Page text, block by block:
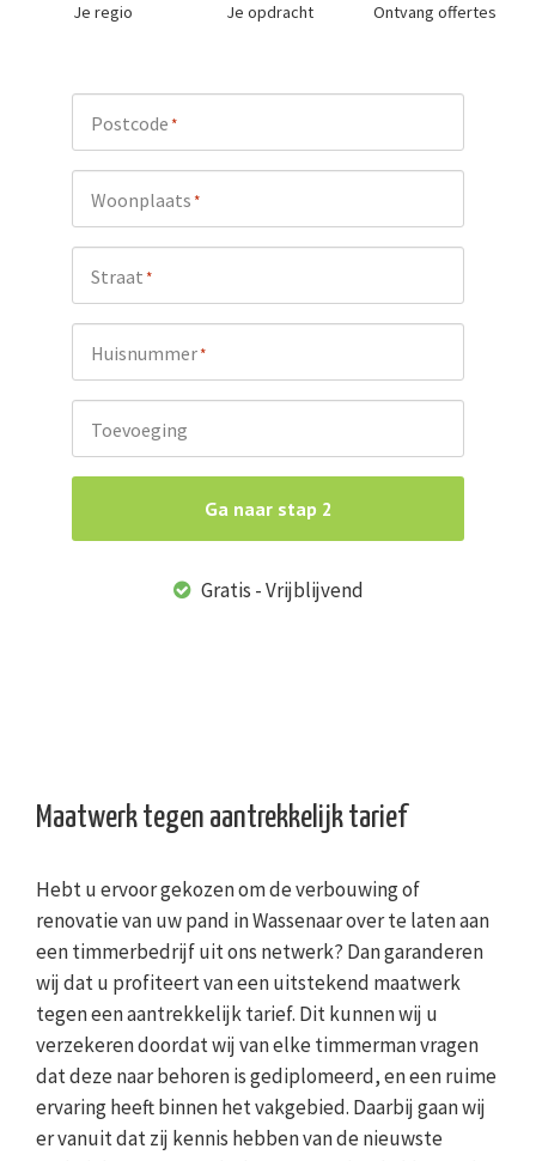
Je regio Je opdracht Ontvang offertes
Postcode*
Woonplaats*
Straat*
Huisnummer*
Toevoeging
Ga naar stap 2
Gratis - Vrijblijvend
Maatwerk tegen aantrekkelijk tarief
Hebt u ervoor gekozen om de verbouwing of
renovatie van uw pand in Wassenaar over te laten aan
een timmerbedrijf uit ons netwerk? Dan garanderen
wij dat u profiteert van een uitstekend maatwerk
tegen een aantrekkelijk tarief. Dit kunnen wij u
verzekeren doordat wij van elke timmerman vragen
dat deze naar behoren is gediplomeerd, en een ruime
ervaring heeft binnen het vakgebied. Daarbij gaan wij
er vanuit dat zij kennis hebben van de nieuwste